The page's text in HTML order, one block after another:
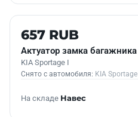
Б/У В НАЛИЧИИ
657 RUB
Актуатор замка багажника
KIA Sportage I
Снято с автомобиля: KIA Sportage
На складе Навес